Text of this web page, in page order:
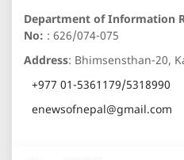
Department of Information
No: : 626/074-075
Address: Bhimsensthan-20,
+977 01-5361179/5318990
enewsofnepal@gmail.com